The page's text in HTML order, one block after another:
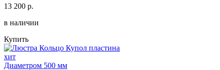
13 200 р.
в наличии
Купить
хит
Диаметром 500 мм